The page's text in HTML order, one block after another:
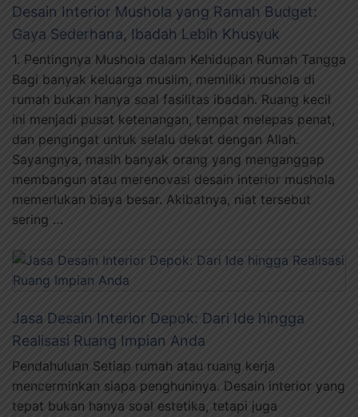
Desain Interior Mushola yang Ramah Budget:
Gaya Sederhana, Ibadah Lebih Khusyuk
1. Pentingnya Mushola dalam Kehidupan Rumah Tangga
Bagi banyak keluarga muslim, memiliki mushola di
rumah bukan hanya soal fasilitas ibadah. Ruang kecil
ini menjadi pusat ketenangan, tempat melepas penat,
dan pengingat untuk selalu dekat dengan Allah.
Sayangnya, masih banyak orang yang menganggap
membangun atau merenovasi desain interior mushola
memerlukan biaya besar. Akibatnya, niat tersebut
sering …
Jasa Desain Interior Depok: Dari Ide hingga
Realisasi Ruang Impian Anda
Pendahuluan Setiap rumah atau ruang kerja
mencerminkan siapa penghuninya. Desain interior yang
tepat bukan hanya soal estetika, tetapi juga